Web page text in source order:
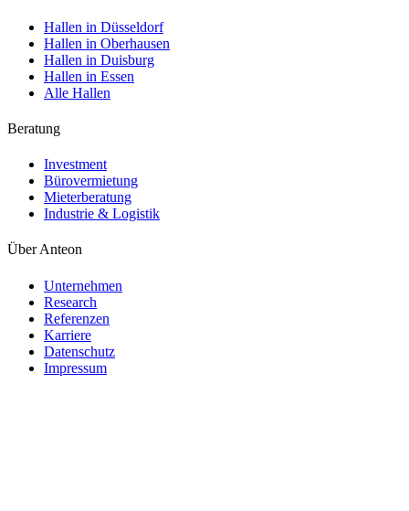
Hallen in Düsseldorf
Hallen in Oberhausen
Hallen in Duisburg
Hallen in Essen
Alle Hallen
Beratung
Investment
Bürovermietung
Mieterberatung
Industrie & Logistik
Über Anteon
Unternehmen
Research
Referenzen
Karriere
Datenschutz
Impressum